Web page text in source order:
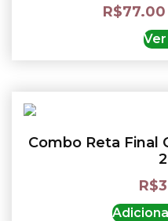
R$77.00
Combo Reta Final
R$